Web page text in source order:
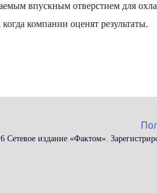
впускным отверстием для
когда компании оценят результаты.
Сетевое издание «Фактом».